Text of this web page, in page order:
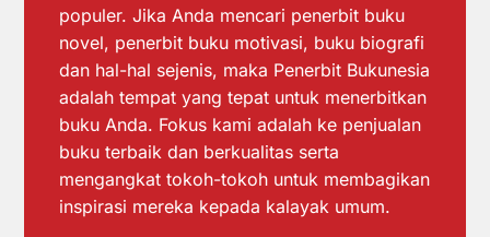
populer. Jika Anda mencari penerbit buku
novel, penerbit buku motivasi, buku biografi
dan hal-hal sejenis, maka Penerbit Bukunesia
adalah tempat yang tepat untuk menerbitkan
buku Anda. Fokus kami adalah ke penjualan
buku terbaik dan berkualitas serta
mengangkat tokoh-tokoh untuk membagikan
inspirasi mereka kepada kalayak umum.